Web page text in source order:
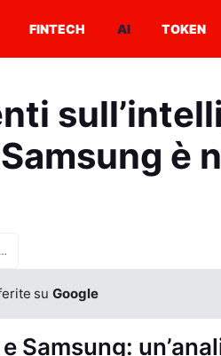
FINTECH AI TOKEN
è
L’opinione degli utenti sull’intelligenza artificiale di Apple e Samsung è negativa
suGoogle
Samsung: